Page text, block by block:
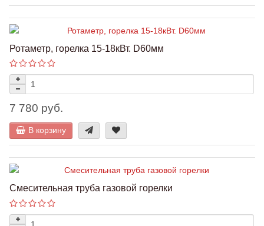
Ротаметр, горелка 15-18кВт. D60мм
7 780 руб.
В корзину
Смесительная труба газовой горелки